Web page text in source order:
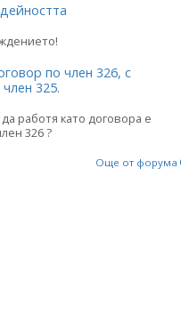
по член 326, с
325.
работя като договора е
326 ?
Още от форума